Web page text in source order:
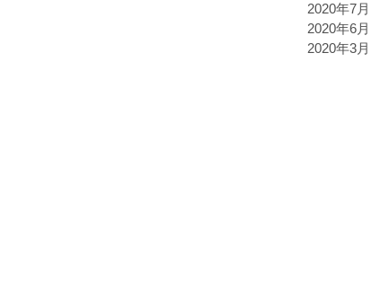
2020年7月
2020年6月
2020年3月